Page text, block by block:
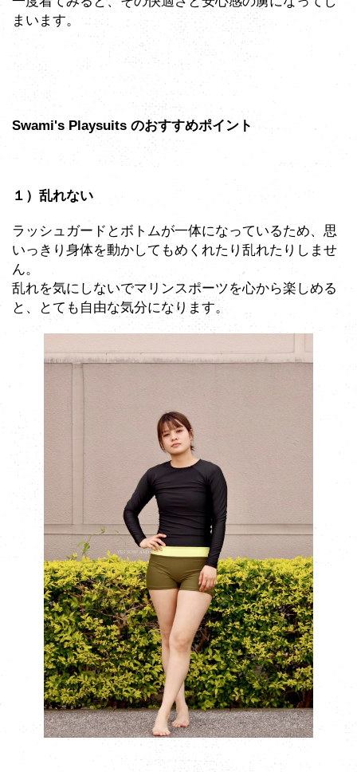
まいます。
Swami's Playsuits のおすすめポイント
１）乱れない
ラッシュガードとボトムが一体になっているため、思
いっきり身体を動かしてもめくれたり乱れたりしませ
ん。
乱れを気にしないでマリンスポーツを心から楽しめる
と、とても自由な気分になります。